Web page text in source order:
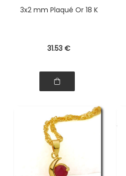
3x2 mm Plaqué Or 18 K
31.53 €